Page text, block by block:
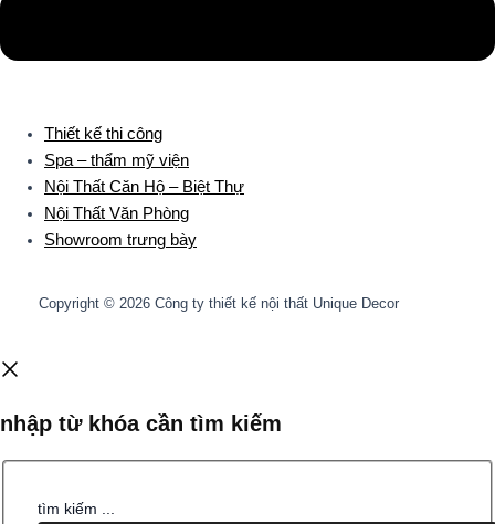
Thiết kế thi công
Spa – thẩm mỹ viện
Nội Thất Căn Hộ – Biệt Thự
Nội Thất Văn Phòng
Showroom trưng bày
Copyright © 2026 Công ty thiết kế nội thất Unique Decor
nhập từ khóa cần tìm kiếm
tìm kiếm ...